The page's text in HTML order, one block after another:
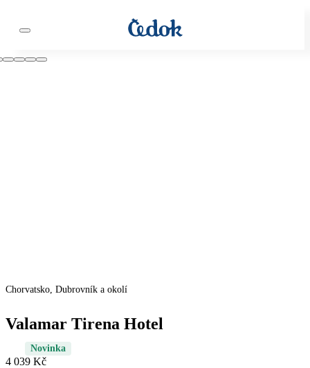
Chorvatsko, Dubrovník a okolí
Valamar Tirena Hotel
Novinka
4 039 Kč